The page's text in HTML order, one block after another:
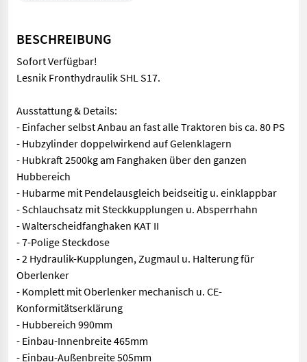
BESCHREIBUNG
Sofort Verfügbar!
Lesnik Fronthydraulik SHL S17.
Ausstattung & Details:
- Einfacher selbst Anbau an fast alle Traktoren bis ca. 80 PS
- Hubzylinder doppelwirkend auf Gelenklagern
- Hubkraft 2500kg am Fanghaken über den ganzen
Hubbereich
- Hubarme mit Pendelausgleich beidseitig u. einklappbar
- Schlauchsatz mit Steckkupplungen u. Absperrhahn
- Walterscheidfanghaken KAT II
- 7-Polige Steckdose
- 2 Hydraulik-Kupplungen, Zugmaul u. Halterung für
Oberlenker
- Komplett mit Oberlenker mechanisch u. CE-
Konformitätserklärung
- Hubbereich 990mm
- Einbau-Innenbreite 465mm
- Einbau-Außenbreite 505mm